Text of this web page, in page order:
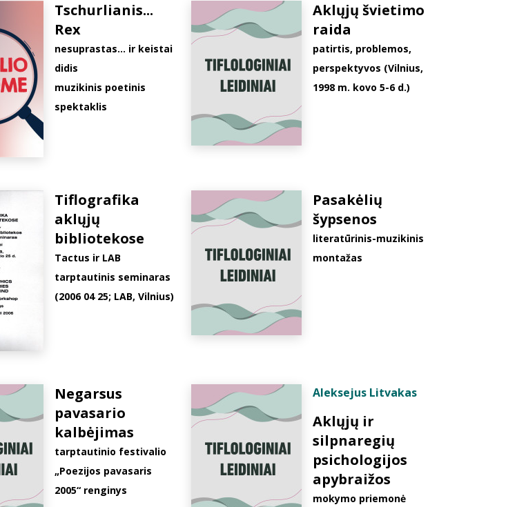
Tschurlianis...
Rex
nesuprastas... ir keistai
didis
muzikinis poetinis
spektaklis
Aklųjų švietimo
raida
patirtis, problemos,
perspektyvos (Vilnius,
1998 m. kovo 5-6 d.)
Tiflografika
aklųjų
bibliotekose
Tactus ir LAB
tarptautinis seminaras
(2006 04 25; LAB, Vilnius)
Pasakėlių
šypsenos
literatūrinis-muzikinis
montažas
Negarsus
pavasario
kalbėjimas
tarptautinio festivalio
„Poezijos pavasaris
2005“ renginys
Aleksejus Litvakas
Aklųjų ir
silpnaregių
psichologijos
apybraižos
mokymo priemonė